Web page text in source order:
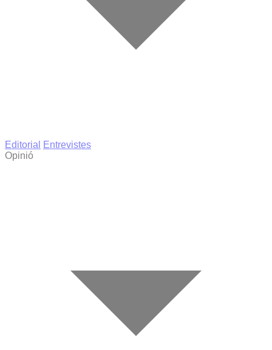
Editorial
Entrevistes
Opinió